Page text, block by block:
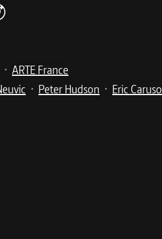
• ARTE France
• Peter Hudson • Eric Caruso